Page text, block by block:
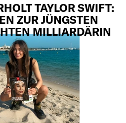
TAYLOR SWIFT:
ZUR JÜNGSTEN
MILLIARDÄRIN